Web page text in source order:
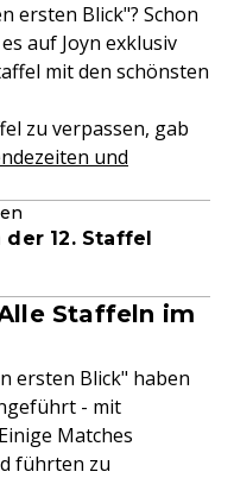
ersten Blick"? Schon
auf Joyn exklusiv
mit den schönsten
zu verpassen, gab
und
12. Staffel
Staffeln im
ersten Blick" haben
- mit
Matches
führten zu